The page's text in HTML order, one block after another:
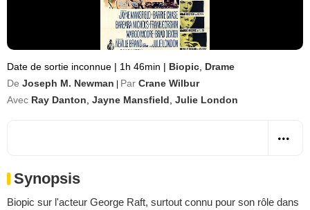
Date de sortie inconnue | 1h 46min | Biopic Drame
De Joseph M. Newman Par Crane Wilbur
Avec Ray Danton Jayne Mansfield Julie London
Synopsis
Biopic sur l'acteur George Raft, surtout connu pour son rôle dans